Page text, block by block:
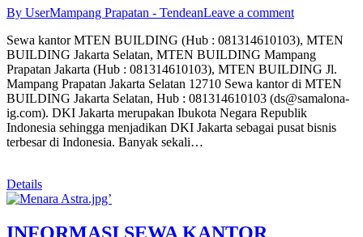
By UserMampang Prapatan - TendeanLeave a comment
Sewa kantor MTEN BUILDING (Hub : 081314610103), MTEN
BUILDING Jakarta Selatan, MTEN BUILDING Mampang
Prapatan Jakarta (Hub : 081314610103), MTEN BUILDING Jl.
Mampang Prapatan Jakarta Selatan 12710 Sewa kantor di MTEN
BUILDING Jakarta Selatan, Hub : 081314610103 (ds@samalona-
ig.com). DKI Jakarta merupakan Ibukota Negara Republik
Indonesia sehingga menjadikan DKI Jakarta sebagai pusat bisnis
terbesar di Indonesia. Banyak sekali…
Details